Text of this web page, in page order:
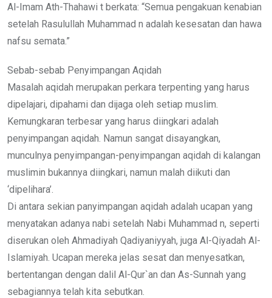
Al-Imam Ath-Thahawi t berkata: “Semua pengakuan kenabian
setelah Rasulullah Muhammad n adalah kesesatan dan hawa
nafsu semata.”
Sebab-sebab Penyimpangan Aqidah
Masalah aqidah merupakan perkara terpenting yang harus
dipelajari, dipahami dan dijaga oleh setiap muslim.
Kemungkaran terbesar yang harus diingkari adalah
penyimpangan aqidah. Namun sangat disayangkan,
munculnya penyimpangan-penyimpangan aqidah di kalangan
muslimin bukannya diingkari, namun malah diikuti dan
‘dipelihara’.
Di antara sekian panyimpangan aqidah adalah ucapan yang
menyatakan adanya nabi setelah Nabi Muhammad n, seperti
diserukan oleh Ahmadiyah Qadiyaniyyah, juga Al-Qiyadah Al-
Islamiyah. Ucapan mereka jelas sesat dan menyesatkan,
bertentangan dengan dalil Al-Qur`an dan As-Sunnah yang
sebagiannya telah kita sebutkan.